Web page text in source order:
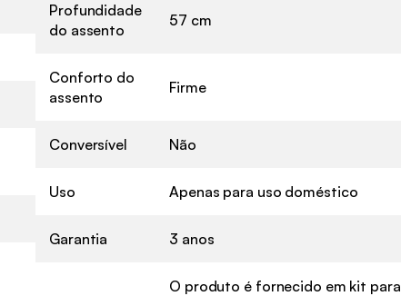
Profundidade
do assento
57 cm
Conforto do
assento
Firme
Conversível Não
Uso Apenas para uso doméstico
Garantia 3 anos
O produto é fornecido em kit para